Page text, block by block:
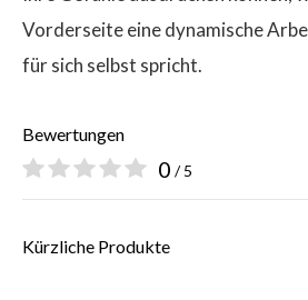
Vorderseite eine dynamische
für sich selbst spricht.
Bewertungen
0 / 5
Kürzliche Produkte